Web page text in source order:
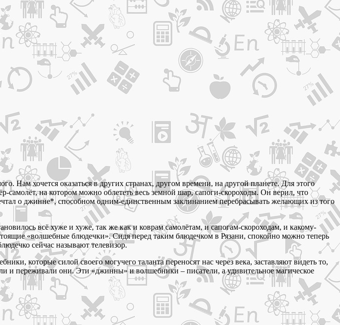
Нам хочется оказаться в других странах, другом времени, на другой планете. Для этого
на котором можно облететь весь земной шар, сапоги-скороходы. Он верил, что
о джинне*, способном одним-единственным заклинанием перебрасывать желающих из того
всё хуже и хуже, так же как и коврам самолётам, и сапогам-скороходам, и какому-
«волшебные блюдечки». Сидя перед таким блюдечком в Рязани, спокойно можно теперь
сейчас называют телевизор.
которые силой своего могучего таланта переносят нас через века, заставляют видеть то,
и переживали они. Эти «джинны» и волшебники – писатели, а удивительное магическое